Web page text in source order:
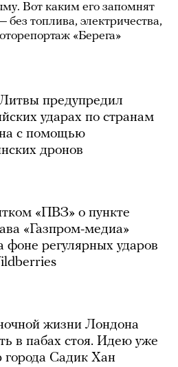
Вот каким его запомнят
без топлива, электричества,
«Берега»
предупредил
ударах по странам
с помощью
дронов
«ПВЗ» о пункте
«Газпром-медиа»
фоне регулярных ударов
жизни Лондона
в пабах стоя. Идею уже
города Садик Хан